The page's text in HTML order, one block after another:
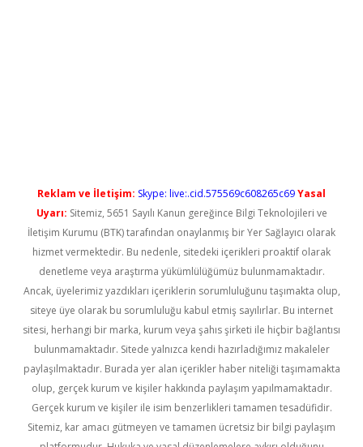
Reklam ve İletişim: Skype: live:.cid.575569c608265c69Yasal
Uyarı: Sitemiz, 5651 Sayılı Kanun gereğince Bilgi Teknolojileri ve
İletişim Kurumu (BTK) tarafından onaylanmış bir Yer Sağlayıcı olarak
hizmet vermektedir. Bu nedenle, sitedeki içerikleri proaktif olarak
denetleme veya araştırma yükümlülüğümüz bulunmamaktadır.
Ancak, üyelerimiz yazdıkları içeriklerin sorumluluğunu taşımakta olup,
siteye üye olarak bu sorumluluğu kabul etmiş sayılırlar. Bu internet
sitesi, herhangi bir marka, kurum veya şahıs şirketi ile hiçbir bağlantısı
bulunmamaktadır. Sitede yalnızca kendi hazırladığımız makaleler
paylaşılmaktadır. Burada yer alan içerikler haber niteliği taşımamakta
olup, gerçek kurum ve kişiler hakkında paylaşım yapılmamaktadır.
Gerçek kurum ve kişiler ile isim benzerlikleri tamamen tesadüfidir.
Sitemiz, kar amacı gütmeyen ve tamamen ücretsiz bir bilgi paylaşım